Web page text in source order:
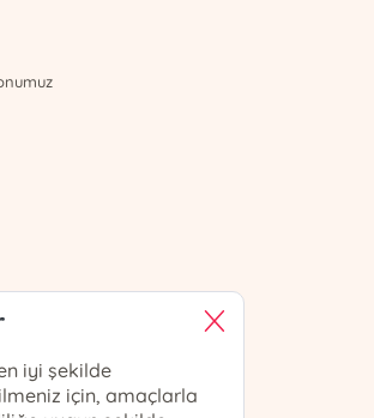
iyi şekilde
için, amaçlarla